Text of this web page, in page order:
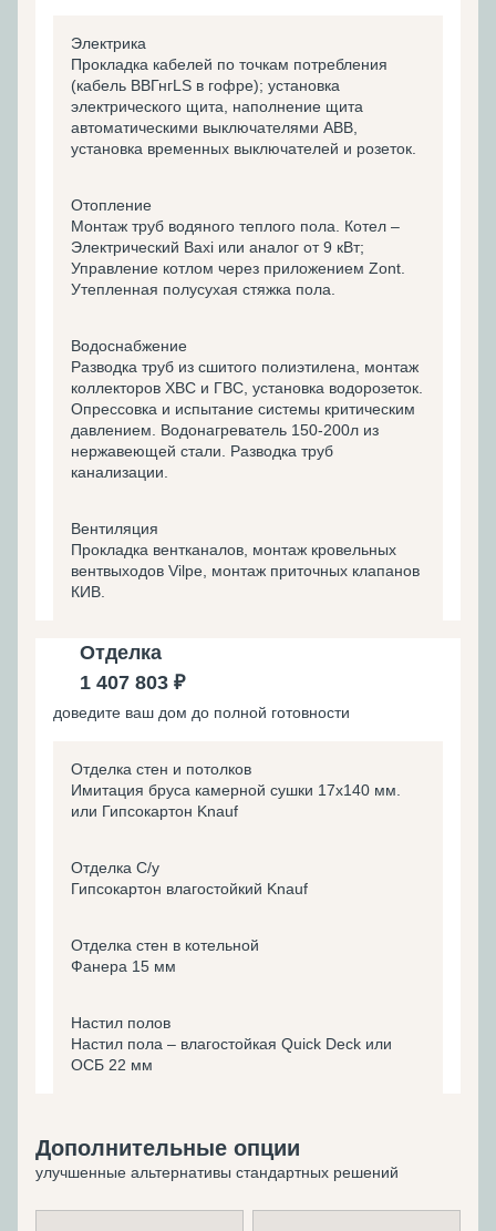
Электрика
Прокладка кабелей по точкам потребления
(кабель ВВГнгLS в гофре); установка
электрического щита, наполнение щита
автоматическими выключателями ABB,
установка временных выключателей и розеток.
Отопление
Монтаж труб водяного теплого пола. Котел –
Электрический Baxi или аналог от 9 кВт;
Управление котлом через приложением Zont.
Утепленная полусухая стяжка пола.
Водоснабжение
Разводка труб из сшитого полиэтилена, монтаж
коллекторов ХВС и ГВС, установка водорозеток.
Опрессовка и испытание системы критическим
давлением. Водонагреватель 150-200л из
нержавеющей стали. Разводка труб
канализации.
Вентиляция
Прокладка вентканалов, монтаж кровельных
вентвыходов Vilpe, монтаж приточных клапанов
КИВ.
Отделка
1 407 803 ₽
доведите ваш дом до полной готовности
Отделка стен и потолков
Имитация бруса камерной сушки 17х140 мм.
или Гипсокартон Knauf
Отделка С/у
Гипсокартон влагостойкий Knauf
Отделка стен в котельной
Фанера 15 мм
Настил полов
Настил пола – влагостойкая Quick Deck или
ОСБ 22 мм
Дополнительные опции
улучшенные альтернативы стандартных решений